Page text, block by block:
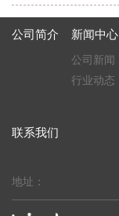
公司简介 新闻中心
公司新闻
行业动态
联系我们
地址：